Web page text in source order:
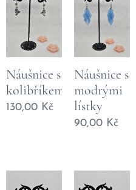
Náušnice s
kolibříkem
130,00 Kč
Náušnice s
modrými
lístky
90,00 Kč